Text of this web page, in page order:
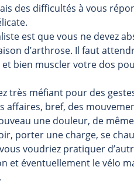
des difficultés à vous
est que vous ne devez
d’arthrose. Il faut
et bien muscler votre dos
très méfiant pour des
affaires, bref, des
une douleur, de
porter une charge, se
voudriez pratiquer
et éventuellement le vélo